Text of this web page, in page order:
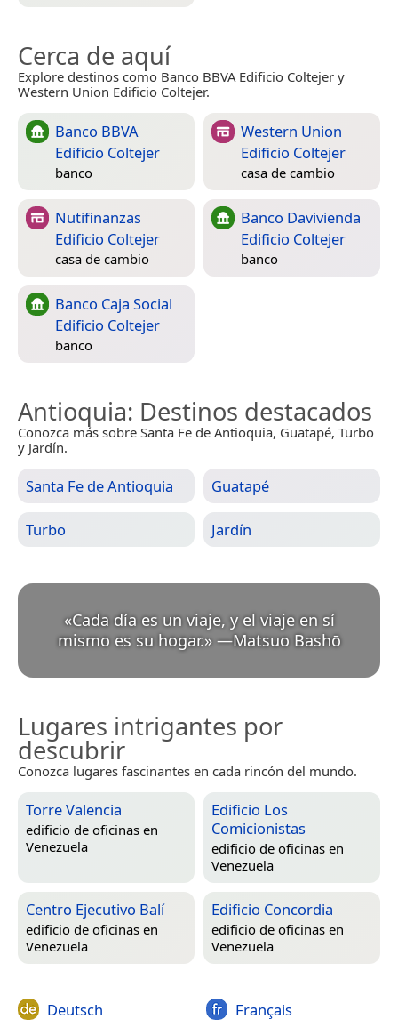
Cerca de aquí
Explore destinos como Banco BBVA Edificio Coltejer y
Western Union Edificio Coltejer.
Banco BBVA
Edificio Coltejer
banco
Western Union
Edificio Coltejer
casa de cambio
Nutifinanzas
Edificio Coltejer
casa de cambio
Banco Davivienda
Edificio Coltejer
banco
Banco Caja Social
Edificio Coltejer
banco
Antioquia: Destinos destacados
Conozca más sobre Santa Fe de Antioquia, Guatapé, Turbo
y Jardín.
Santa Fe de Antioquia Guatapé
Turbo Jardín
«Cada día es un viaje, y el viaje en sí
mismo es su hogar.» —Matsuo Bashō
Lugares intrigantes por
descubrir
Conozca lugares fascinantes en cada rincón del mundo.
Torre Valencia
edificio de oficinas en
Venezuela
Edificio Los
Comicionistas
edificio de oficinas en
Venezuela
Centro Ejecutivo Balí
edificio de oficinas en
Venezuela
Edificio Concordia
edificio de oficinas en
Venezuela
Deutsch Français